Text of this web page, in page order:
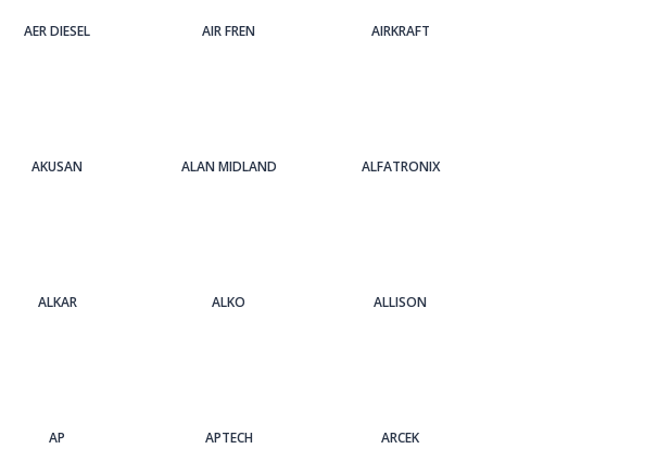
AER DIESEL AIR FREN AIRKRAFT
AKUSAN ALAN MIDLAND ALFATRONIX
ALKAR ALKO ALLISON
AP APTECH ARCEK